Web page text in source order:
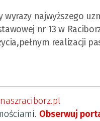
wyrazy najwyższego
nr 13 w
realizacji
Obserwuj